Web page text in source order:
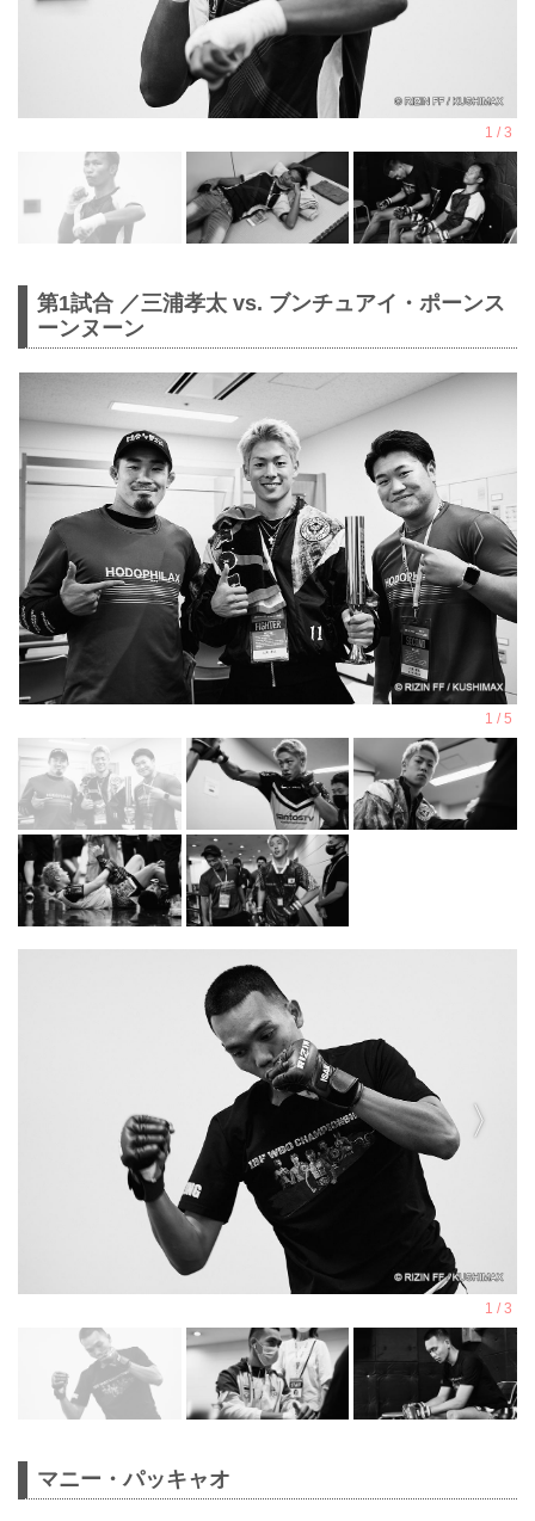
第1試合 ／三浦孝太 vs. ブンチュアイ・ポーンス
ーンヌーン
マニー・パッキャオ